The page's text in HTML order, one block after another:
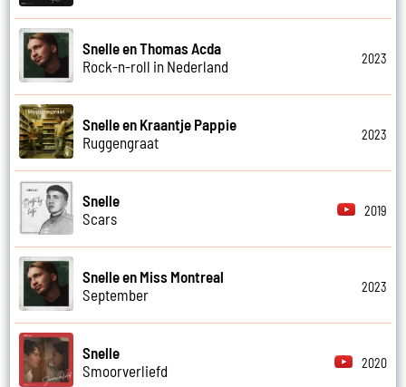
Snelle en Thomas Acda
Rock-n-roll in Nederland
2023
Snelle en Kraantje Pappie
Ruggengraat
2023
Snelle
Scars
2019
Snelle en Miss Montreal
September
2023
Snelle
Smoorverliefd
2020